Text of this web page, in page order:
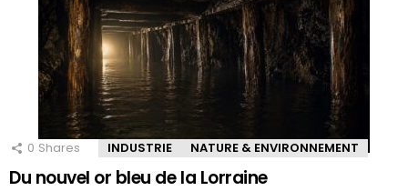
0 Shares INDUSTRIE NATURE & ENVIRONNEMENT
Du nouvel or bleu de la Lorraine